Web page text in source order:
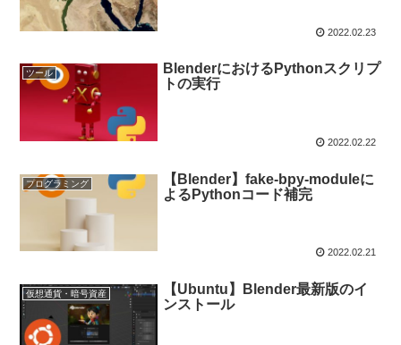
2022.02.23
ツール
BlenderにおけるPythonスクリプ
トの実行
2022.02.22
プログラミング
【Blender】fake-bpy-moduleに
よるPythonコード補完
2022.02.21
仮想通貨・暗号資産
【Ubuntu】Blender最新版のイ
ンストール